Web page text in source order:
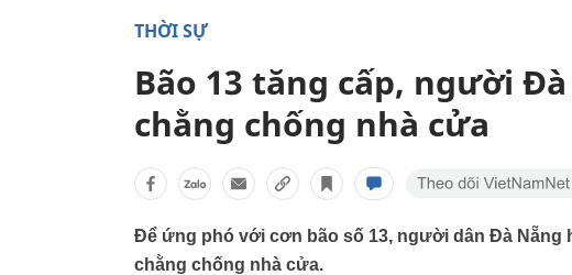
THỜI SỰ
Bão 13 tăng cấp, người
chằng chống nhà cửa
Để ứng phó với cơn bão số 13, người dân Đà Nẵng
chằng chống nhà cửa.